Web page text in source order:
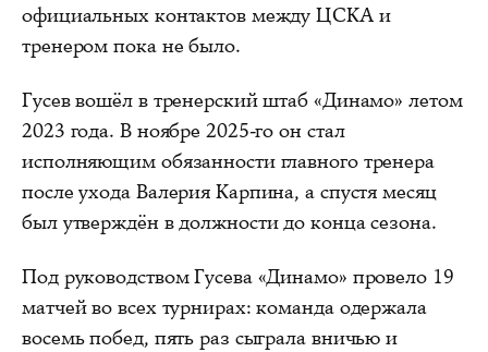
официальных контактов между ЦСКА и
тренером пока не было.
Гусев вошёл в тренерский штаб «Динамо» летом
2023 года. В ноябре 2025-го он стал
исполняющим обязанности главного тренера
после ухода Валерия Карпина, а спустя месяц
был утверждён в должности до конца сезона.
Под руководством Гусева «Динамо» провело 19
матчей во всех турнирах: команда одержала
восемь побед, пять раз сыграла вничью и